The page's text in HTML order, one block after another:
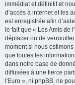
immédiat et définitif et
d’accès à internet et les
est enregistrée afin
le fait que « Les Amis de
déplacer ou de verrouiller
moment si nous
que toutes les
dans notre base de
diffusées à une tierce
l'Euro », ni phpBB, ne